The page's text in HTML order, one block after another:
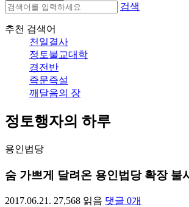
검색
추천 검색어
천일결사
정토불교대학
경전반
즉문즉설
깨달음의 장
정토행자의 하루
용인법당
숨 가쁘게 달려온 용인법당 확장 불
2017.06.21. 27,568 읽음 댓글 0개